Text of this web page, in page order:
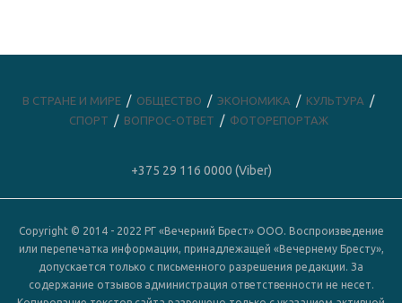
В СТРАНЕ И МИРЕ ОБЩЕСТВО ЭКОНОМИКА
КУЛЬТУРА
СПОРТ
ВОПРОС-ОТВЕТ ФОТОРЕПОРТАЖ
+375 29 116 0000 (Viber)
Copyright © 2014 - 2022 РГ «Вечерний Брест» ООО. Воспроизведение
или перепечатка информации, принадлежащей «Вечернему Бресту»,
допускается только с письменного разрешения редакции. За
содержание отзывов администрация ответственности не несет.